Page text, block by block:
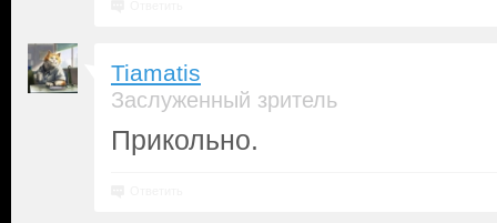
Tiamatis
Заслуженный зритель
Прикольно.